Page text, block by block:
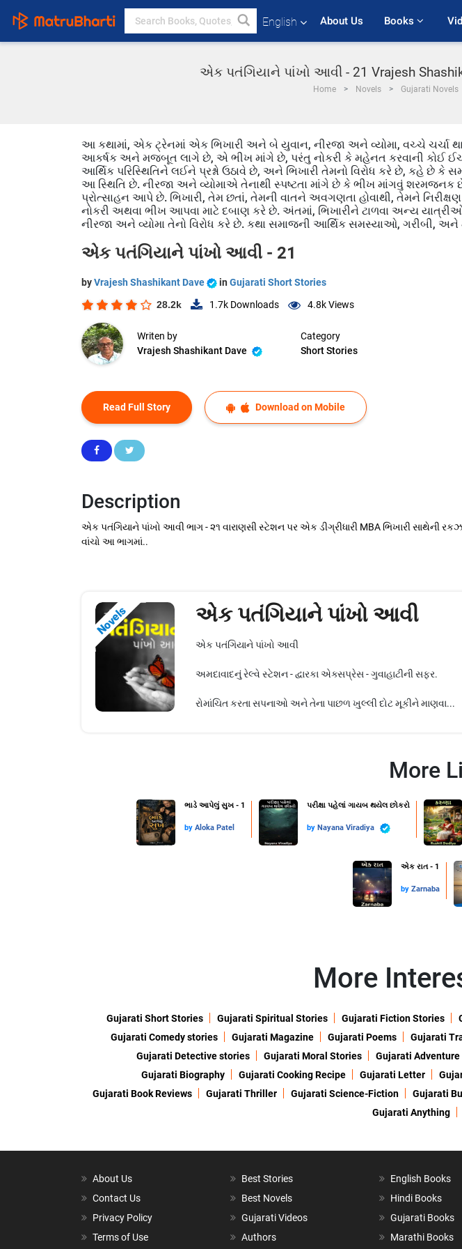
English About Us Books
એક પતંગિયાને પાંખો આવી - 21 Vrajesh
Home Novels Gujarati Novels
આ કથામાં, એક ટ્રેનમાં એક ભિખારી અને બે યુવાન, નીરજા અને વ્યોમા, વચ્ચે ચર્ચા
આકર્ષક અને મજબૂત લાગે છે, એ ભીખ માંગે છે, પરંતુ નોકરી કે મહેનત કરવાની કોઈ
આર્થિક પરિસ્થિતિને લઈને પ્રશ્નો ઉઠાવે છે, અને ભિખારી તેમનો વિરોધ કરે છે, કહે છે કે
આ સ્થિતિ છે. નીરજા અને વ્યોમાએ તેનાથી સ્પષ્ટતા માંગે છે કે ભીખ માંગવું શરમજનક
પ્રોત્સાહન આપે છે. ભિખારી, તેમ છતાં, તેમની વાતને અવગણતા હોવાથી, તેમને
નોકરી અથવા ભીખ આપવા માટે દબાણ કરે છે. અંતમાં, ભિખારીને ટાળવા અન્ય
નીરજા અને વ્યોમા તેનો વિરોધ કરે છે. કથા સમાજની આર્થિક સમસ્યાઓ, ગરીબી,
એક પતંગિયાને પાંખો આવી - 21
byVrajesh Shashikant Dave in Gujarati Short Stories
28.2k 1.7k Downloads 4.8kViews
Writen by
Vrajesh Shashikant Dave
Category
Short Stories
Read Full Story Download on Mobile
Description
એક પતંગિયાને પાંખો આવી ભાગ - ૨૧ વારાણસી સ્ટેશન પર એક ડીગ્રીધારી MBA ભિખારી સાથેની
વાંચો આ ભાગમાં..
Novels એક પતંગિયાને પાંખો આવી
એક પતંગિયાને પાંખો આવી
અમદાવાદનું રેલ્વે સ્ટેશન - દ્વારકા એક્સપ્રેસ - ગુવાહાટીની સફર.
રોમાંચિત કરતા સપનાઓ અને તેના પાછળ ખુલ્લી દોટ મૂકીને માણવા...
More
ભાડે આપેલું સુખ - 1
by Aloka Patel
પરીક્ષા પહેલાં ગાયબ થયેલ છોકરો
by Nayana Viradiya
એક રાત - 1
by Zarnaba
More
Gujarati Short Stories Gujarati Spiritual Stories Gujarati Fiction Stories
Gujarati Comedy stories
Gujarati Magazine Gujarati Poems Gujarati
Gujarati Detective stories
Gujarati Moral Stories Gujarati Adventure
Gujarati Biography
Gujarati Cooking Recipe Gujarati Letter
Gujarati Book Reviews
Gujarati Thriller Gujarati Science-Fiction Gujarati
Gujarati Anything
About Us
Contact Us
Privacy Policy
Terms of Use
Best Stories
Best Novels
Gujarati Videos
Authors
English Books
Hindi Books
Gujarati Books
Marathi Books